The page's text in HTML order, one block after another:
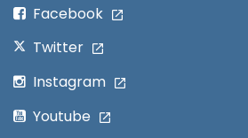
Facebook
Twitter
Instagram
Youtube